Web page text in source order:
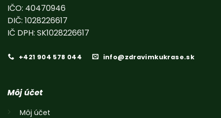
IČO: 40470946
DIČ: 1028226617
IČ DPH: SK1028226617
+421 904 578 044 info@zdravimkukrase.sk
Môj účet
Môj účet